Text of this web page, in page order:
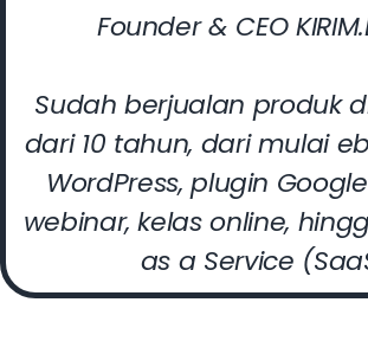
Founder & CEO
Sudah berjualan produk
dari 10 tahun, dari mulai
WordPress, plugin
webinar, kelas online,
as a Service